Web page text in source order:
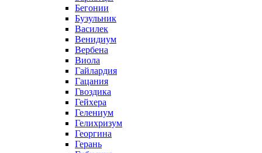
Бегонии
Бузульник
Василек
Венидиум
Вербена
Виола
Гайлардия
Гацания
Гвоздика
Гейхера
Гелениум
Гелихризум
Георгина
Герань